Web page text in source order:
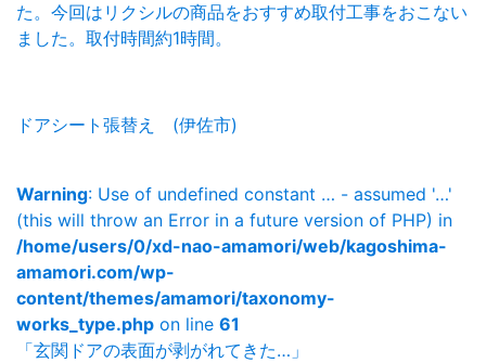
た。今回はリクシルの商品をおすすめ取付工事をおこない
ました。取付時間約1時間。
ドアシート張替え (伊佐市)
Warning: Use of undefined constant … - assumed '…'
(this will throw an Error in a future version of PHP) in
/home/users/0/xd-nao-amamori/web/kagoshima-
amamori.com/wp-
content/themes/amamori/taxonomy-
works_type.php on line 61
「玄関ドアの表面が剥がれてきた…」